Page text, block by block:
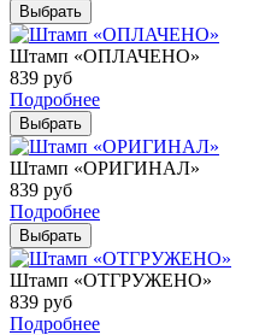
Выбрать
Штамп «ОПЛАЧЕНО»
839 руб
Подробнее
Выбрать
Штамп «ОРИГИНАЛ»
839 руб
Подробнее
Выбрать
Штамп «ОТГРУЖЕНО»
839 руб
Подробнее